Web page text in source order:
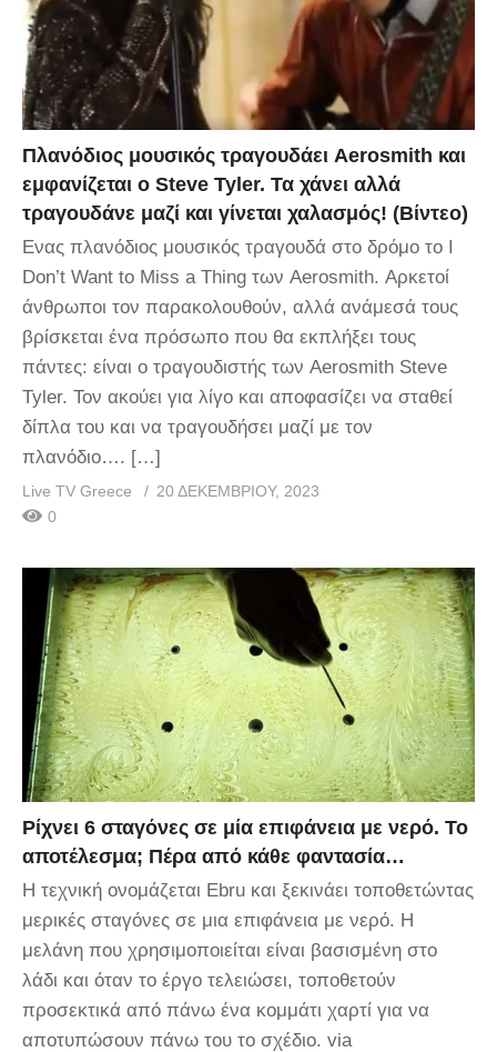
Πλανόδιος μουσικός τραγουδάει Aerosmith και
εμφανίζεται ο Steve Tyler. Τα χάνει αλλά
τραγουδάνε μαζί και γίνεται χαλασμός! (Βίντεο)
Ενας πλανόδιος μουσικός τραγουδά στο δρόμο το I
Don’t Want to Miss a Thing των Aerosmith. Αρκετοί
άνθρωποι τον παρακολουθούν, αλλά ανάμεσά τους
βρίσκεται ένα πρόσωπο που θα εκπλήξει τους
πάντες: είναι ο τραγουδιστής των Aerosmith Steve
Tyler. Τον ακούει για λίγο και αποφασίζει να σταθεί
δίπλα του και να τραγουδήσει μαζί με τον
πλανόδιο…. […]
Live TV Greece
20 ΔΕΚΕΜΒΡΊΟΥ, 2023
0
Ρίχνει 6 σταγόνες σε μία επιφάνεια με νερό. Το
αποτέλεσμα; Πέρα από κάθε φαντασία…
Η τεχνική ονομάζεται Ebru και ξεκινάει τοποθετώντας
μερικές σταγόνες σε μια επιφάνεια με νερό. Η
μελάνη που χρησιμοποιείται είναι βασισμένη στο
λάδι και όταν το έργο τελειώσει, τοποθετούν
προσεκτικά από πάνω ένα κομμάτι χαρτί για να
αποτυπώσουν πάνω του το σχέδιο. via